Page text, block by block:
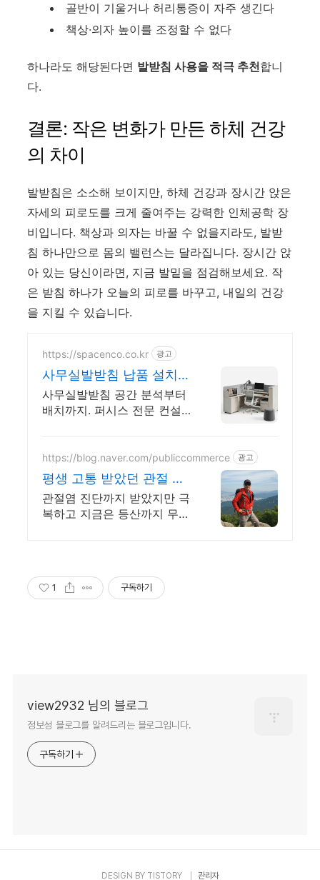
골반이 기울거나 허리통증이 자주 생긴다
책상·의자 높이를 조정할 수 없다
하나라도 해당된다면 발받침 사용을 적극 추천합니
다.
결론: 작은 변화가 만든 하체 건강
의 차이
발받침은 소소해 보이지만, 하체 건강과 장시간 앉은
자세의 피로도를 크게 줄여주는 강력한 인체공학 장
비입니다. 책상과 의자는 바꿀 수 없을지라도, 발받
침 하나만으로 몸의 밸런스는 달라집니다. 장시간 앉
아 있는 당신이라면, 지금 발밑을 점검해보세요. 작
은 받침 하나가 오늘의 피로를 바꾸고, 내일의 건강
을 지킬 수 있습니다.
https://spacenco.co.kr 광고
사무실발받침 납품 설치
퍼시스 전문 컨설팅
사무실발받침 공간 분석부터
배치까지. 퍼시스 전문 컨설
원스톱
https://blog.naver.com/publiccommerce 광고
평생 고통 받았던 관절 통
증 이제는 극복했습니다.
관절염 진단까지 받았지만 극
복하고 지금은 등산까지 무리
1 구독하기
view2932 님의 블로그
정보성 블로그를 알려드리는 블로그입니다.
구독하기
DESIGN BY TISTORY 관리자